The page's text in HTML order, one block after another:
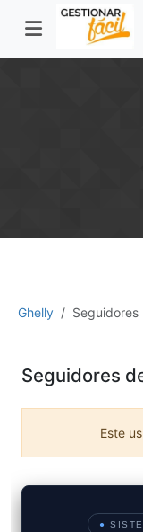
Ghelly Seguidores
Seguidores
Este
●